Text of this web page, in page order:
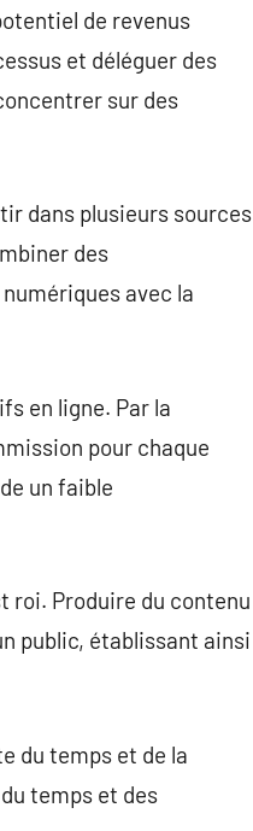
de revenus
et déléguer des
sur des
dans plusieurs sources
des
avec la
en ligne. Par la
pour chaque
un faible
roi. Produire du contenu
public, établissant ainsi
du temps et de la
temps et des